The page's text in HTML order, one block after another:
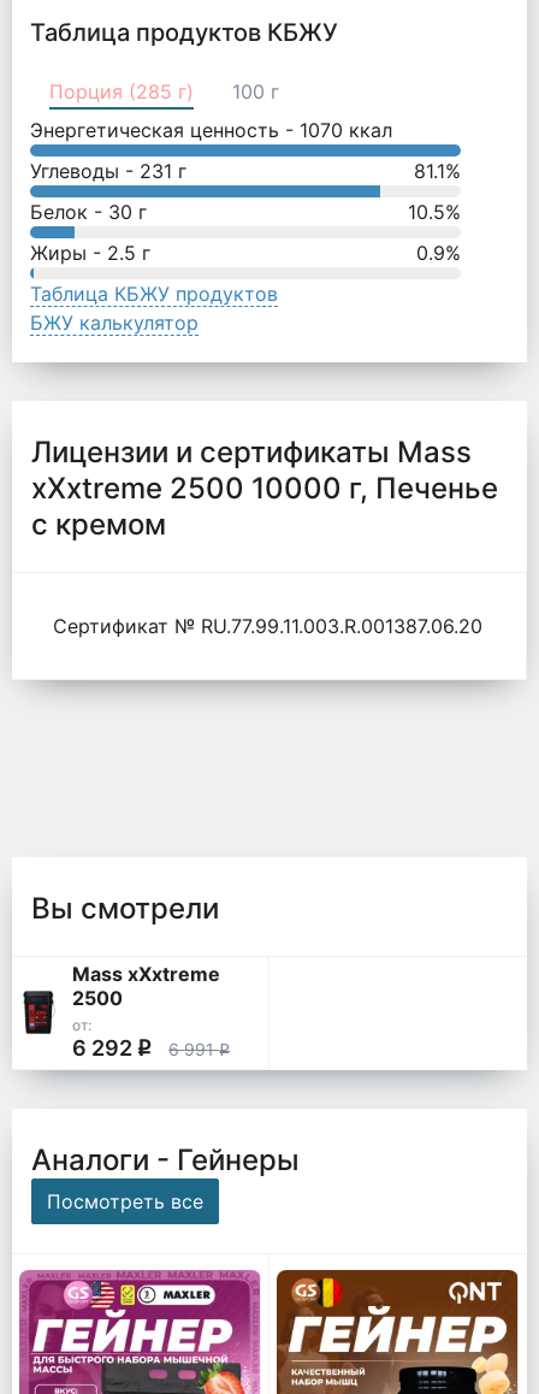
Таблица продуктов КБЖУ
Порция (285 г)
100 г
Энергетическая ценность - 1070 ккал
Углеводы - 231 г 81.1%
Белок - 30 г 10.5%
Жиры - 2.5 г 0.9%
Таблица КБЖУ продуктов
БЖУ калькулятор
Лицензии и сертификаты Mass
xXxtreme 2500 10000 г, Печенье
с кремом
Сертификат № RU.77.99.11.003.R.001387.06.20
Вы смотрели
Mass xXxtreme
2500
от:
6 292 q 6 991q
Аналоги - Гейнеры
Посмотреть все